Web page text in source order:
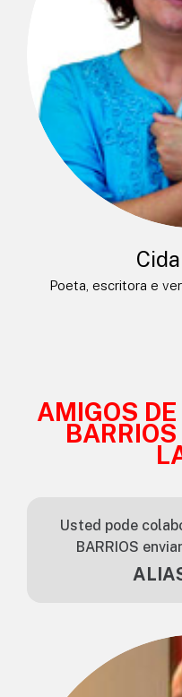
Poeta, escritora e
AMIGOS
Usted pode
BARRIOS